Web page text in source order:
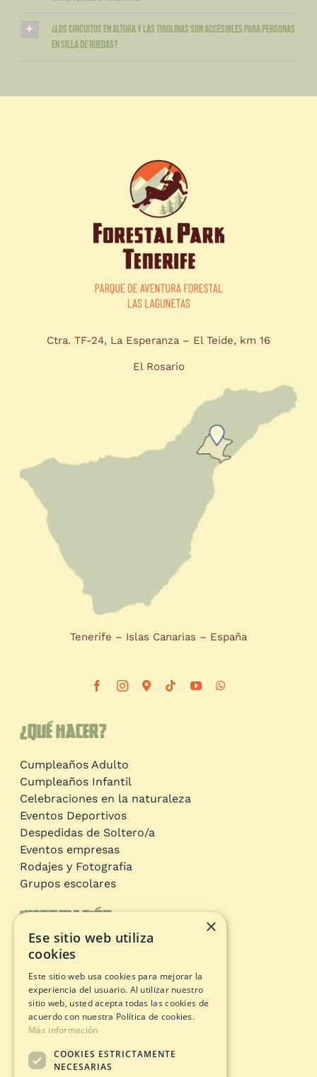
¿Los circuitos en altura y las tirolinas son accesibles para personas
en silla de ruedas?
Información
Circuitos de aventura
Estado apertura
Documentos legales
Avíso Legal
Política de Cookies
Ctra. TF-24, La Esperanza – El Teide, km 16
El Rosario
Tenerife – Islas Canarias – España
¿Qué hacer?
Cumpleaños Adulto
Cumpleaños Infantil
Celebraciones en la naturaleza
Eventos Deportivos
Despedidas de Soltero/a
Eventos empresas
Rodajes y Fotografía
Grupos escolares
×
Ese sitio web utiliza
cookies
Este sitio web usa cookies para mejorar la
experiencia del usuario. Al utilizar nuestro
sitio web, usted acepta todas las cookies de
acuerdo con nuestra Política de cookies.
Más información
COOKIES ESTRICTAMENTE
NECESARIAS